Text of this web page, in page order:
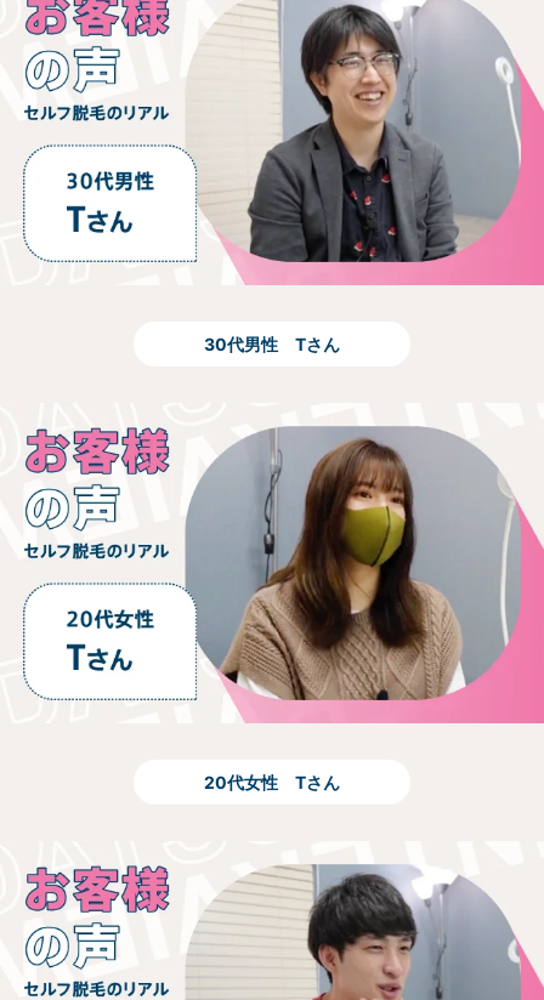
30代男性 Tさん
20代女性 Tさん